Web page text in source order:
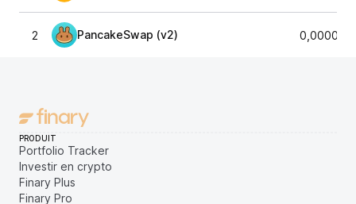
2 PancakeSwap (v2)
PRODUIT
Portfolio Tracker
Investir en crypto
Finary Plus
Finary Pro